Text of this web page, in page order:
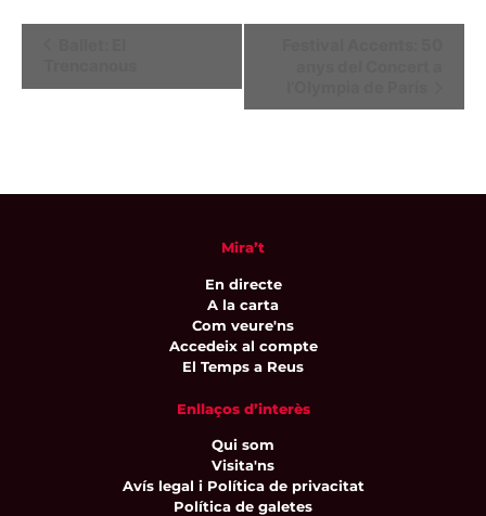
Mira’t
En directe
A la carta
Com veure'ns
Accedeix al compte
El Temps a Reus
Enllaços d’interès
Qui som
Visita'ns
Avís legal i Política de privacitat
Política de galetes